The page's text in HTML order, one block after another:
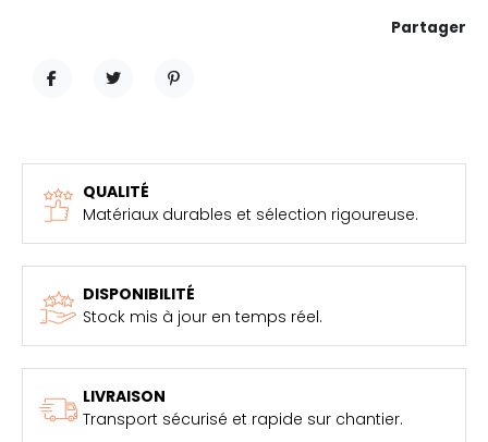
Partager
QUALITÉ
Matériaux durables et sélection rigoureuse.
DISPONIBILITÉ
Stock mis à jour en temps réel.
LIVRAISON
Transport sécurisé et rapide sur chantier.